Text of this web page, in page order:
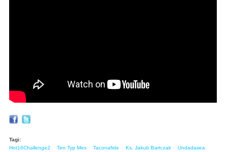
Tagi:
Hot16Challenge2
Ten Typ Mes Taconafide Ks. Jakub Bartczak
Undadasea